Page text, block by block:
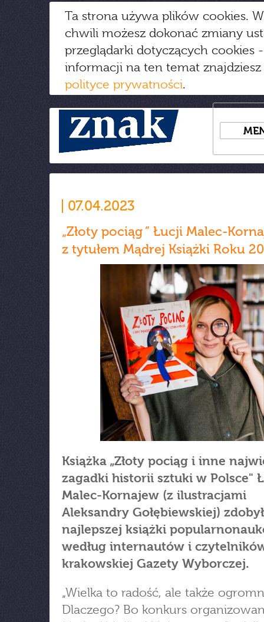
Ta strona używa plików cookies.
chwili możesz dokonać zmiany
przeglądarki dotyczących cookies
informacji na ten temat
polityce prywatności.
07.04.2023
„Złoty pociąg ” Łucji Malec-
z tytułem Mądrej Książki Roku
Książka „Złoty pociąg i inne
zagadki historii sztuki w Polsce"
Malec-Kornajew (z ilustracjami
Aleksandry Gołębiewskiej)
najlepszej książki
według internautów i
krakowskiej Gazety Wyborczej.
„Wielka to radość, ale także
Dlaczego? Bo konkurs